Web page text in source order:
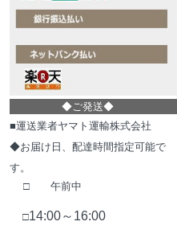
◆ご発送◆
■運送業者ヤマト運輸株式会社
◆お届け日、配達時間指定可能で
す。
□ 午前中
□14:00～16:00